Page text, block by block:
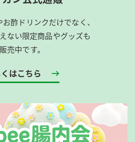
酢ドリンクだけでなく、
ない限定商品やグッズも
販売中です。
はこちら